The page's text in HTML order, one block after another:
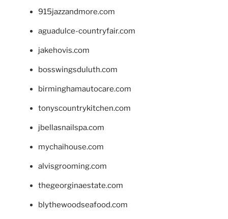
915jazzandmore.com
aguadulce-countryfair.com
jakehovis.com
bosswingsduluth.com
birminghamautocare.com
tonyscountrykitchen.com
jbellasnailspa.com
mychaihouse.com
alvisgrooming.com
thegeorginaestate.com
blythewoodseafood.com